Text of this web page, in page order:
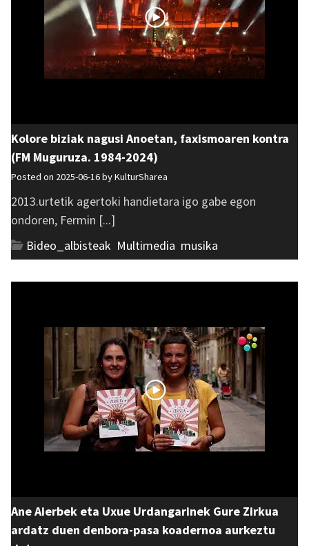
Kolore biziak nagusi Anoetan, faxismoaren kontra
(FM Muguruza. 1984-2024)
Posted on 2025-06-16 byKulturSharea
2013.urtetik agertoki handietara igo gabe egon
ondoren, Fermin [...]
Bideo_albisteak Multimedia musika
Ane Aierbek eta Uxue Urdangarinek Gure Zirkua
ardatz duen denbora-pasa koadernoa aurkeztu